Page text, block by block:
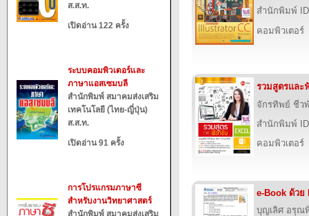
ส.ส.ท.
เปิดอ่าน 122 ครั้ง
ระบบคอมพิวเตอร์และ
ภาษาแอสเซมบลี
สำนักพิมพ์ สมาคมส่งเสริม
เทคโนโลยี (ไทย-ญี่ปุ่น)
ส.ส.ท.
เปิดอ่าน 91 ครั้ง
การโปรแกรมภาษาซี
สำหรับงานวิทยาศาสตร์
สำนักพิมพ์ สมาคมส่งเสริม
สำนักพิมพ์
คอมพิวเตอร์
รวมสูตรแล
จักรทิพย์ ชี
สำนักพิมพ์
คอมพิวเตอร์
e-Book ด้วย
บุญเลิศ อรุณ